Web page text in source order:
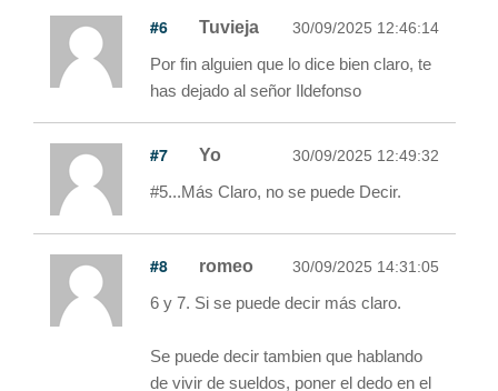
#6 Tuvieja 30/09/2025 12:46:14
Por fin alguien que lo dice bien claro, te
has dejado al señor Ildefonso
#7 Yo 30/09/2025 12:49:32
#5...Más Claro, no se puede Decir.
#8 romeo 30/09/2025 14:31:05
6 y 7. Si se puede decir más claro.
Se puede decir tambien que hablando
de vivir de sueldos, poner el dedo en el